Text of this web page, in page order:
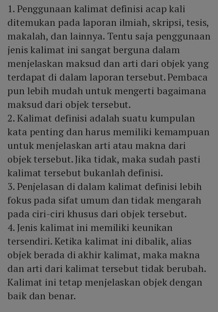
1. Penggunaan kalimat definisi acap kali
ditemukan pada laporan ilmiah, skripsi, tesis,
makalah, dan lainnya. Tentu saja penggunaan
jenis kalimat ini sangat berguna dalam
menjelaskan maksud dan arti dari objek yang
terdapat di dalam laporan tersebut. Pembaca
pun lebih mudah untuk mengerti bagaimana
maksud dari objek tersebut.
2. Kalimat definisi adalah suatu kumpulan
kata penting dan harus memiliki kemampuan
untuk menjelaskan arti atau makna dari
objek tersebut. Jika tidak, maka sudah pasti
kalimat tersebut bukanlah definisi.
3. Penjelasan di dalam kalimat definisi lebih
fokus pada sifat umum dan tidak mengarah
pada ciri-ciri khusus dari objek tersebut.
4. Jenis kalimat ini memiliki keunikan
tersendiri. Ketika kalimat ini dibalik, alias
objek berada di akhir kalimat, maka makna
dan arti dari kalimat tersebut tidak berubah.
Kalimat ini tetap menjelaskan objek dengan
baik dan benar.